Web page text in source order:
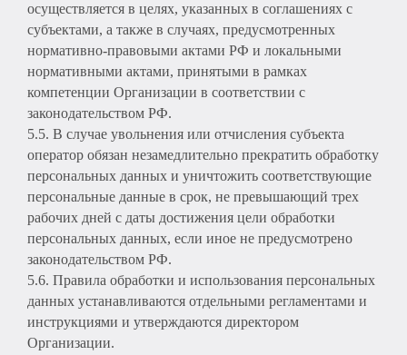
осуществляется в целях, указанных в соглашениях с
субъектами, а также в случаях, предусмотренных
нормативно-правовыми актами РФ и локальными
нормативными актами, принятыми в рамках
компетенции Организации в соответствии с
законодательством РФ.
5.5. В случае увольнения или отчисления субъекта
оператор обязан незамедлительно прекратить обработку
персональных данных и уничтожить соответствующие
персональные данные в срок, не превышающий трех
рабочих дней с даты достижения цели обработки
персональных данных, если иное не предусмотрено
законодательством РФ.
5.6. Правила обработки и использования персональных
данных устанавливаются отдельными регламентами и
инструкциями и утверждаются директором
Организации.